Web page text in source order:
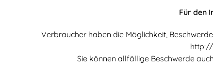
Für den
Verbraucher haben die Möglichkeit,
Sie können allfällige Beschwerde